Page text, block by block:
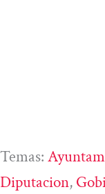
Temas:
Diputacion,